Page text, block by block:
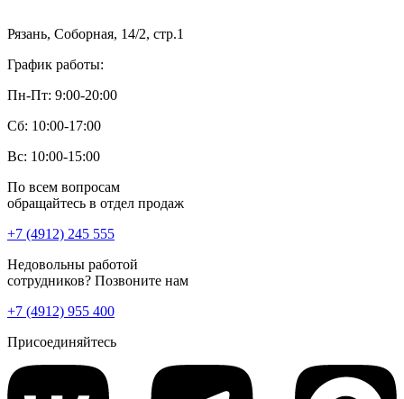
Рязань, Соборная, 14/2, стр.1
График работы:
Пн-Пт: 9:00-20:00
Сб: 10:00-17:00
Вс: 10:00-15:00
По всем вопросам
обращайтесь в отдел продаж
+7 (4912) 245 555
Недовольны работой
сотрудников? Позвоните нам
+7 (4912) 955 400
Присоединяйтесь